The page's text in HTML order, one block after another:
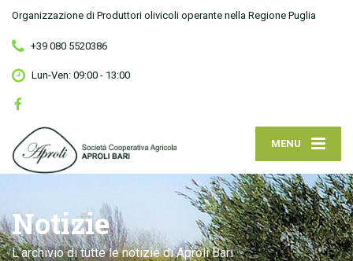
Organizzazione di Produttori olivicoli operante nella Regione Puglia
+39 080 5520386
Lun-Ven: 09:00 - 13:00
MENU
Notizie
L'archivio di tutte le notizie di Aproli Bari